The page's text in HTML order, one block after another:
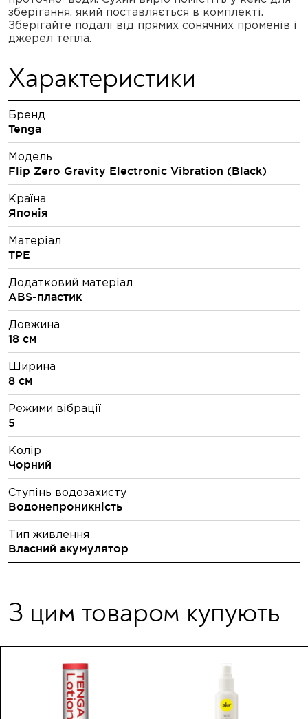
зберігання, який поставляється в комплекті.
Зберігайте подалі від прямих сонячних променів і
джерел тепла.
Характеристики
Бренд
Tenga
Модель
Flip Zero Gravity Electronic Vibration (Black)
Країна
Японія
Матеріал
TPE
Додатковий матеріал
ABS-пластик
Довжина
18 см
Ширина
8 см
Режими вібрації
5
Колір
Чорний
Ступінь водозахисту
Водонепроникність
Тип живлення
Власний акумулятор
З цим товаром купують